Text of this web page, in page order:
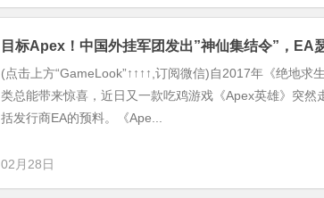
目标Apex！中国外挂军团发出”神仙集结令”，EA
(点击上方“GameLook”↑↑↑↑,订阅微信)自2017年《绝地求
类总能带来惊喜，近日又一款吃鸡游戏《Apex英雄》突然
括发行商EA的预料。《Ape...
02月28日